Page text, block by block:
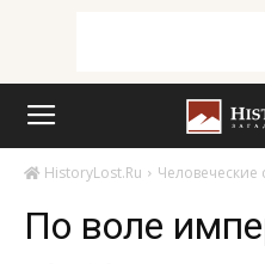
HistoryLost.Ru Человеческие
По воле